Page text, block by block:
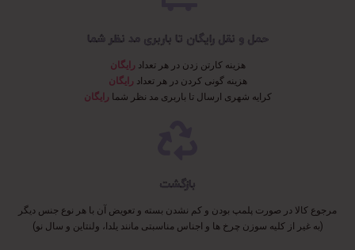
حمل و نقل رایگان تا باربری مد نظر شما
هزینه کارتن زدن در هر تعداد رایگان
هزینه گونی کردن در هر تعداد رایگان
کرایه شهری ارسال تا باربری مد نظر شما رایگان
بازگشت
مرجوع کالا در صورت پلمپ بودن و کم نشدن بسته و تعویض آن با هر نوع جنس دیگر
(به غیر از کلیه سوزن چرخ ها و اجناس مناسبتی مانند یلدا، ولنتاین و سال نو)